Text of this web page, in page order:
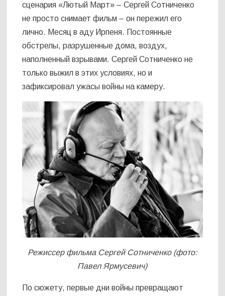
сценария «Лютый Март» – Сергей Сотниченко
не просто снимает фильм – он пережил его
лично. Месяц в аду Ирпеня. Постоянные
обстрелы, разрушенные дома, воздух,
наполненный взрывами. Сергей Сотниченко не
только выжил в этих условиях, но и
зафиксировал ужасы войны на камеру.
Режиссер фильма Сергей Сотниченко (фото:
Павел Ярмусевич)
По сюжету, первые дни войны превращают